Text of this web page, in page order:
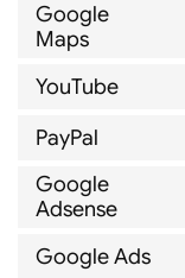
Google
Maps
YouTube
PayPal
Google
Adsense
Google Ads